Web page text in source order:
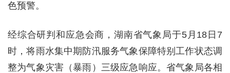
色预警。
经综合研判和应急会商，湖南省气象局于5月18日7
时，将雨水集中期防汛服务气象保障特别工作状态调
整为气象灾害（暴雨）三级应急响应。省气象局各相